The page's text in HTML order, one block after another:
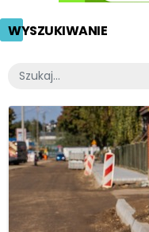
WYSZUKIWANIE